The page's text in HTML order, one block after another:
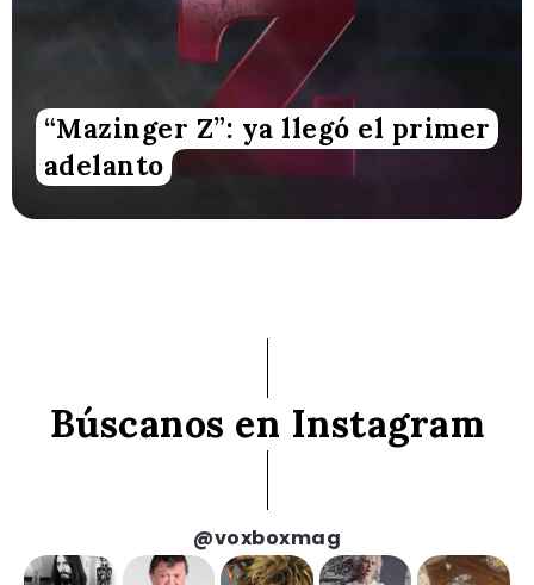
“Mazinger Z”: ya llegó el primer
adelanto
Búscanos en Instagram
@voxboxmag